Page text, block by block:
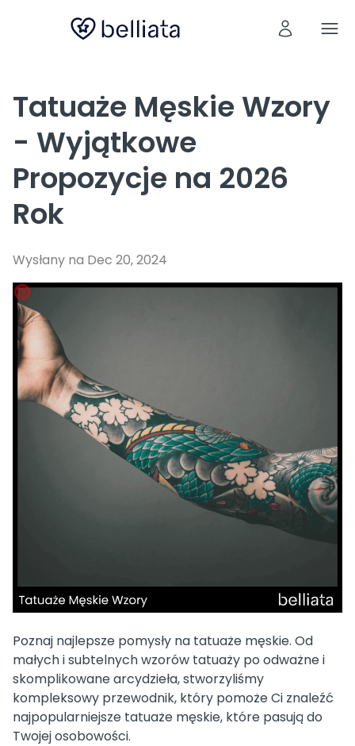
Tatuaże Męskie Wzory
- Wyjątkowe
Propozycje na 2026
Rok
Wysłany na Dec 20, 2024
Poznaj najlepsze pomysły na tatuaże męskie. Od
małych i subtelnych wzorów tatuaży po odważne i
skomplikowane arcydzieła, stworzyliśmy
kompleksowy przewodnik, który pomoże Ci znaleźć
najpopularniejsze tatuaże męskie, które pasują do
Twojej osobowości.